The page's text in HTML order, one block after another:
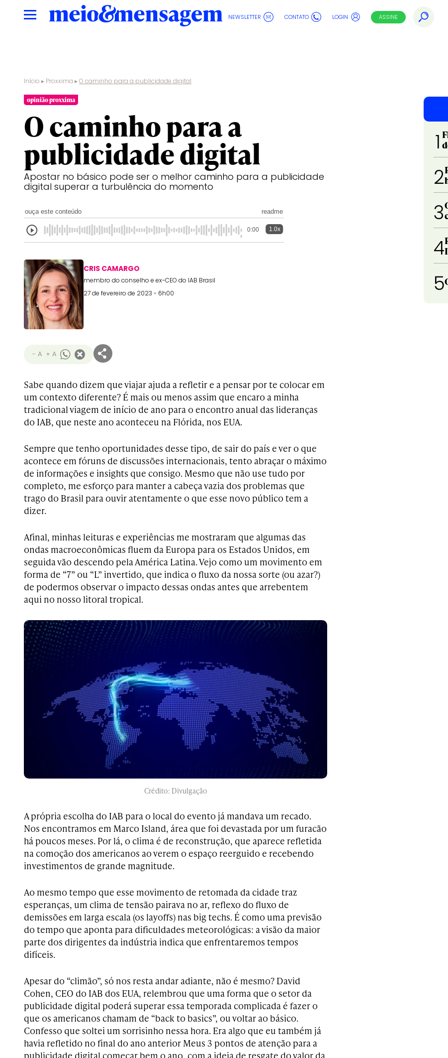
NEWSLETTER CONTATO LOGIN ASSINE
Início ▸ Proxxima ▸O caminho para a publicidade digital
opinião proxxima
O caminho para a
publicidade digital
Apostar no básico pode ser o melhor caminho para a publicidade
digital superar a turbulência do momento
ouça este conteúdo readme
0:00 1.0x
CRIS CAMARGO
membro do conselho e ex-CEO do IAB Brasil
27 de fevereiro de 2023 - 6h00
- A + A
Sabe quando dizem que viajar ajuda a refletir e a pensar por te colocar em
um contexto diferente? É mais ou menos assim que encaro a minha
tradicional viagem de início de ano para o encontro anual das lideranças
do IAB, que neste ano aconteceu na Flórida, nos EUA.
Sempre que tenho oportunidades desse tipo, de sair do país e ver o que
acontece em fóruns de discussões internacionais, tento abraçar o máximo
de informações e insights que consigo. Mesmo que não use tudo por
completo, me esforço para manter a cabeça vazia dos problemas que
trago do Brasil para ouvir atentamente o que esse novo público tem a
dizer.
Afinal, minhas leituras e experiências me mostraram que algumas das
ondas macroeconômicas fluem da Europa para os Estados Unidos, em
seguida vão descendo pela América Latina. Vejo como um movimento em
forma de “7” ou “L” invertido, que indica o fluxo da nossa sorte (ou azar?)
de podermos observar o impacto dessas ondas antes que arrebentem
aqui no nosso litoral tropical.
Crédito: Divulgação
A própria escolha do IAB para o local do evento já mandava um recado.
Nos encontramos em Marco Island, área que foi devastada por um furacão
há poucos meses. Por lá, o clima é de reconstrução, que aparece refletida
na comoção dos americanos ao verem o espaço reerguido e recebendo
investimentos de grande magnitude.
Ao mesmo tempo que esse movimento de retomada da cidade traz
esperanças, um clima de tensão pairava no ar, reflexo do fluxo de
demissões em larga escala (os layoffs) nas big techs. É como uma previsão
do tempo que aponta para dificuldades meteorológicas: a visão da maior
parte dos dirigentes da indústria indica que enfrentaremos tempos
difíceis.
Apesar do “climão”, só nos resta andar adiante, não é mesmo? David
Cohen, CEO do IAB dos EUA, relembrou que uma forma que o setor da
publicidade digital poderá superar essa temporada complicada é fazer o
que os americanos chamam de “back to basics”, ou voltar ao básico.
Confesso que soltei um sorrisinho nessa hora. Era algo que eu também já
havia refletido no final do ano anterior Meus 3 pontos de atenção para a
publicidade digital começar bem o ano, com a ideia de resgate do valor da
1
2
3
4
5